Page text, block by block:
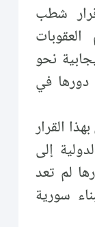
شطب
نحو
في
القرار
إلى
لم تعد
سورية